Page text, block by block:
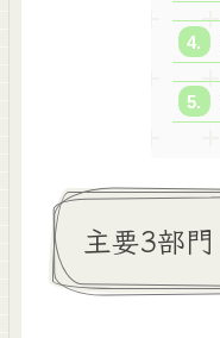
主要3部門